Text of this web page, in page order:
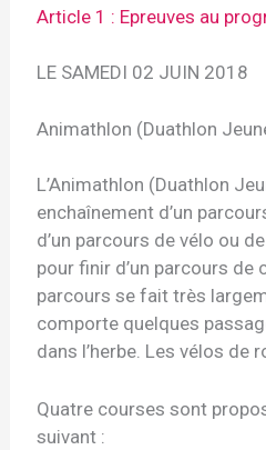
Article 1 : Epreuves au
LE SAMEDI 02 JUIN 2018
Animathlon (Duathlon
L’Animathlon (Duathlon
enchaînement d’un
d’un parcours de vélo ou
pour finir d’un parcours de
parcours se fait très
comporte quelques
dans l’herbe. Les vélos de
Quatre courses sont
suivant :